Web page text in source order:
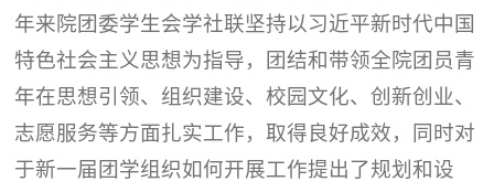
年来院团委学生会学社联坚持以习近平新时代中国
特色社会主义思想为指导，团结和带领全院团员青
年在思想引领、组织建设、校园文化、创新创业、
志愿服务等方面扎实工作，取得良好成效，同时对
于新一届团学组织如何开展工作提出了规划和设